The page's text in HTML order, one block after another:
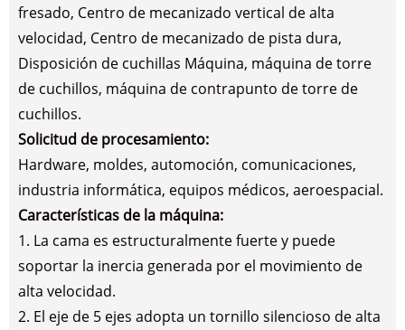
fresado, Centro de mecanizado vertical de alta
velocidad, Centro de mecanizado de pista dura,
Disposición de cuchillas Máquina, máquina de torre
de cuchillos, máquina de contrapunto de torre de
cuchillos.
Solicitud de procesamiento:
Hardware, moldes, automoción, comunicaciones,
industria informática, equipos médicos, aeroespacial.
Características de la máquina:
1. La cama es estructuralmente fuerte y puede
soportar la inercia generada por el movimiento de
alta velocidad.
2. El eje de 5 ejes adopta un tornillo silencioso de alta